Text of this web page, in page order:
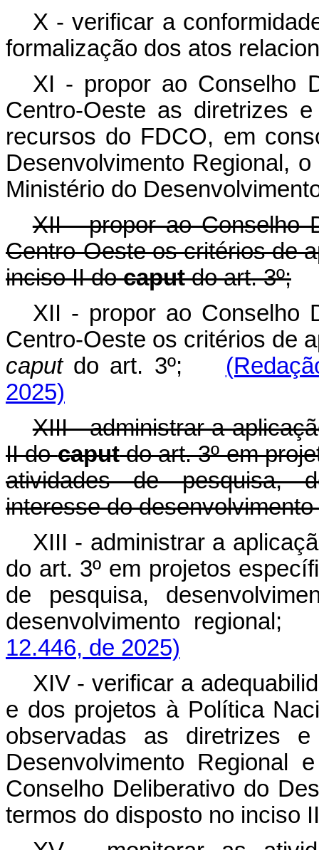
X - verificar a
formalização dos atos
XI - propor ao Conselho
Centro-Oeste as diretrizes
recursos do FDCO, em
Desenvolvimento Regional,
Ministério do
XII - propor ao Conselho
Centro-Oeste os critérios de
inciso II docaputdo art. 3º;
XII - propor ao Conselho
Centro-Oeste os critérios de
caputdo art. 3º;
2025)
XIII - administrar a
II docaputdo art. 3º em
atividades de pesquisa,
interesse do
XIII - administrar a
do art. 3º em projetos
de pesquisa,
desenvolvimento regional;
12.446, de 2025)
XIV - verificar a
e dos projetos à Política
observadas as diretrizes
Desenvolvimento Regional
Conselho Deliberativo do
termos do disposto no inciso